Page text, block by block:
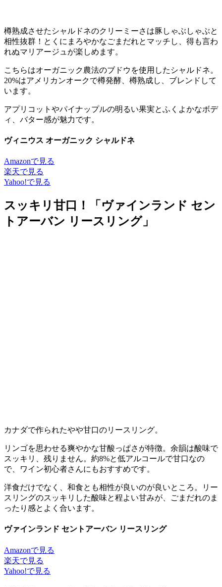
樽熟成させたシャルドネのクリーミーさは豚しゃぶしゃぶと
相性抜群！とくにまろやかなごまだれとマッチし、得も言わ
れぬマリアージュが楽しめます。
こちらはオーガニック農法のブドウを使用したシャルドネ。
20%はアメリカンオークで樽発酵、樽熟成し、ブレンドして
います。
アプリコットやパイナップルの明るい果実とふくよかなボデ
ィ、バター感が魅力です。
ヴィニウス オーガニック シャルドネ
Amazonで見る
楽天で見る
Yahoo!で見る
スッキリ甘口！「ヴァインランド セン
トアーバン リースリング」
カナダで作られたやや甘口のリースリング。
リンゴを思わせる爽やかな甘酸っぱさが特徴。余韻は酸味で
スッキリ、残りません。約8%と低アルコールで甘口なの
で、ワイン初心者さんにもおすすめです。
洋食だけでなく、和食とも相性が良いのが良いところ。リー
スリングのスッキリした酸味と程よい甘みが、ごまだれのま
ったり感とよく合います。
ヴァインランド セントアーバン リースリング
Amazonで見る
楽天で見る
Yahoo!で見る